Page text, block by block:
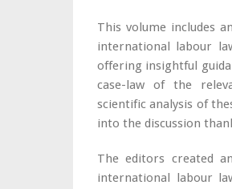
This volume includes
international labour
offering insightful
case-law of the
scientific analysis of
into the discussion
The editors created
international labour